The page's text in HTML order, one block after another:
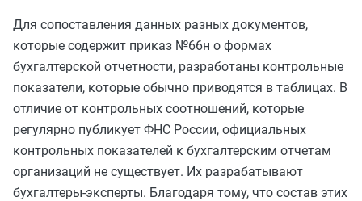
Для сопоставления данных разных документов,
которые содержит приказ №66н о формах
бухгалтерской отчетности, разработаны контрольные
показатели, которые обычно приводятся в таблицах. В
отличие от контрольных соотношений, которые
регулярно публикует ФНС России, официальных
контрольных показателей к бухгалтерским отчетам
организаций не существует. Их разрабатывают
бухгалтеры-эксперты. Благодаря тому, что состав этих